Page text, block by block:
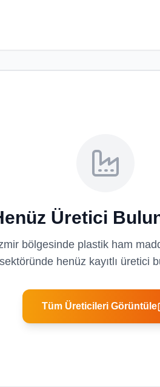
Üretici
bölgesinde plastik ham
sektöründe henüz kayıtlı üretici
Tüm Üreticileri Görüntüle